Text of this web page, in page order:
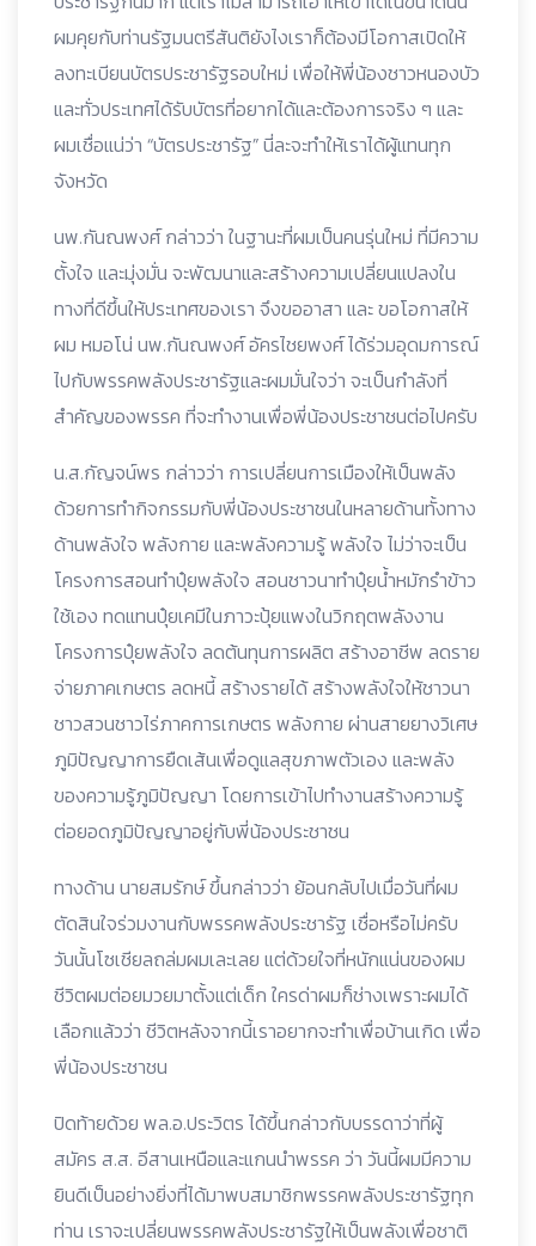
ผมคุยกับท่านรัฐมนตรีสันติยังไงเราก็ต้องมีโอกาสเปิดให้
ลงทะเบียนบัตรประชารัฐรอบใหม่ เพื่อให้พี่น้องชาวหนองบัว
และทั่วประเทศได้รับบัตรที่อยากได้และต้องการจริง ๆ และ
ผมเชื่อแน่ว่า “บัตรประชารัฐ” นี่ละจะทำให้เราได้ผู้แทนทุก
จังหวัด
นพ.กันณพงศ์ กล่าวว่า ในฐานะที่ผมเป็นคนรุ่นใหม่ ที่มีความ
ตั้งใจ และมุ่งมั่น จะพัฒนาและสร้างความเปลี่ยนแปลงใน
ทางที่ดีขึ้นให้ประเทศของเรา จึงขออาสา และ ขอโอกาสให้
ผม หมอโน่ นพ.กันณพงศ์ อัครไชยพงศ์ ได้ร่วมอุดมการณ์
ไปกับพรรคพลังประชารัฐและผมมั่นใจว่า จะเป็นกำลังที่
สำคัญของพรรค ที่จะทำงานเพื่อพี่น้องประชาชนต่อไปครับ
น.ส.กัญจน์พร กล่าวว่า การเปลี่ยนการเมืองให้เป็นพลัง
ด้วยการทำกิจกรรมกับพี่น้องประชาชนในหลายด้านทั้งทาง
ด้านพลังใจ พลังกาย และพลังความรู้ พลังใจ ไม่ว่าจะเป็น
โครงการสอนทำปุ๋ยพลังใจ สอนชาวนาทำปุ๋ยน้ำหมักรำข้าว
ใช้เอง ทดแทนปุ๋ยเคมีในภาวะปุ้ยแพงในวิกฤตพลังงาน
โครงการปุ๋ยพลังใจ ลดต้นทุนการผลิต สร้างอาชีพ ลดราย
จ่ายภาคเกษตร ลดหนี้ สร้างรายได้ สร้างพลังใจให้ชาวนา
ชาวสวนชาวไร่ภาคการเกษตร พลังกาย ผ่านสายยางวิเศษ
ภูมิปัญญาการยืดเส้นเพื่อดูแลสุขภาพตัวเอง และพลัง
ของความรู้ภูมิปัญญา โดยการเข้าไปทำงานสร้างความรู้
ต่อยอดภูมิปัญญาอยู่กับพี่น้องประชาชน
ทางด้าน นายสมรักษ์ ขึ้นกล่าวว่า ย้อนกลับไปเมื่อวันที่ผม
ตัดสินใจร่วมงานกับพรรคพลังประชารัฐ เชื่อหรือไม่ครับ
วันนั้นโซเชียลถล่มผมเละเลย แต่ด้วยใจที่หนักแน่นของผม
ชีวิตผมต่อยมวยมาตั้งแต่เด็ก ใครด่าผมก็ช่างเพราะผมได้
เลือกแล้วว่า ชีวิตหลังจากนี้เราอยากจะทำเพื่อบ้านเกิด เพื่อ
พี่น้องประชาชน
ปิดท้ายด้วย พล.อ.ประวิตร ได้ขึ้นกล่าวกับบรรดาว่าที่ผู้
สมัคร ส.ส. อีสานเหนือและแกนนำพรรค ว่า วันนี้ผมมีความ
ยินดีเป็นอย่างยิ่งที่ได้มาพบสมาชิกพรรคพลังประชารัฐทุก
ท่าน เราจะเปลี่ยนพรรคพลังประชารัฐให้เป็นพลังเพื่อชาติ